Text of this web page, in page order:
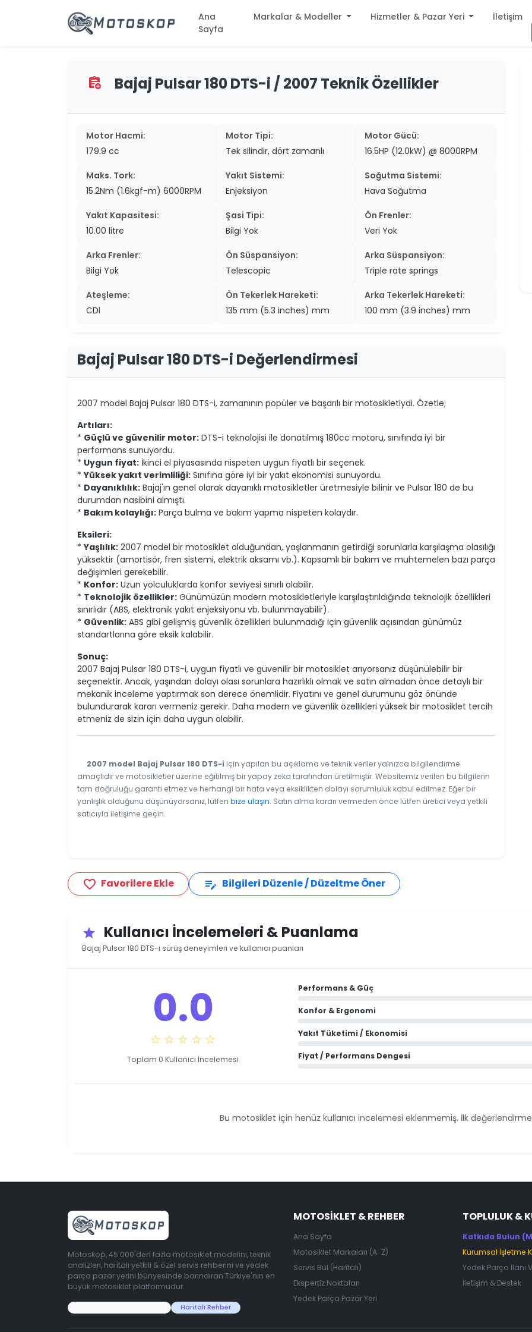
Ana
Sayfa
Markalar & Modeller
two_wheeler
two_wheeler
two_wheeler
two_wheeler
two_wheeler
search
Hizmetler & Pazar Yeri
settings
İletişim
assignment_add Bajaj Pulsar 180 DTS-i / 2007 Teknik Özellikler
Motor Hacmi:
179.9 cc
Motor Tipi:
Tek silindir, dört zamanlı
Motor Gücü:
16.5HP (12.0kW) @ 8000RPM
Maks. Tork:
15.2Nm (1.6kgf-m) 6000RPM
Yakıt Sistemi:
Enjeksiyon
Soğutma Sistemi:
Hava Soğutma
Yakıt Kapasitesi:
10.00 litre
Şasi Tipi:
Bilgi Yok
Ön Frenler:
Veri Yok
Arka Frenler:
Bilgi Yok
Ön Süspansiyon:
Telescopic
Arka Süspansiyon:
Triple rate springs
Ateşleme:
CDI
Ön Tekerlek Hareketi:
135 mm (5.3 inches) mm
Arka Tekerlek Hareketi:
100 mm (3.9 inches) mm
Bajaj Pulsar 180 DTS-i Değerlendirmesi
2007 model Bajaj Pulsar 180 DTS-i, zamanının popüler ve başarılı bir motosikletiydi. Özetle;
Artıları:
* Güçlü ve güvenilir motor: DTS-i teknolojisi ile donatılmış 180cc motoru, sınıfında iyi bir
performans sunuyordu.
* Uygun fiyat: İkinci el piyasasında nispeten uygun fiyatlı bir seçenek.
*Yüksek yakıt verimliliği: Sınıfına göre iyi bir yakıt ekonomisi sunuyordu.
* Dayanıklılık: Bajaj'ın genel olarak dayanıklı motosikletler üretmesiyle bilinir ve Pulsar 180 de bu
durumdan nasibini almıştı.
* Bakım kolaylığı: Parça bulma ve bakım yapma nispeten kolaydır.
Eksileri:
*Yaşlılık: 2007 model bir motosiklet olduğundan, yaşlanmanın getirdiği sorunlarla karşılaşma olasılığı
yüksektir (amortisör, fren sistemi, elektrik aksamı vb.). Kapsamlı bir bakım ve muhtemelen bazı parça
değişimleri gerekebilir.
* Konfor: Uzun yolculuklarda konfor seviyesi sınırlı olabilir.
* Teknolojik özellikler: Günümüzün modern motosikletleriyle karşılaştırıldığında teknolojik özellikleri
sınırlıdır (ABS, elektronik yakıt enjeksiyonu vb. bulunmayabilir).
* Güvenlik: ABS gibi gelişmiş güvenlik özellikleri bulunmadığı için güvenlik açısından günümüz
standartlarına göre eksik kalabilir.
Sonuç:
2007 Bajaj Pulsar 180 DTS-i, uygun fiyatlı ve güvenilir bir motosiklet arıyorsanız düşünülebilir bir
seçenektir. Ancak, yaşından dolayı olası sorunlara hazırlıklı olmak ve satın almadan önce detaylı bir
mekanik inceleme yaptırmak son derece önemlidir. Fiyatını ve genel durumunu göz önünde
bulundurarak kararı vermeniz gerekir. Daha modern ve güvenlik özellikleri yüksek bir motosiklet tercih
etmeniz de sizin için daha uygun olabilir.
2007 model Bajaj Pulsar 180 DTS-i için yapılan bu açıklama ve teknik veriler yalnızca bilgilendirme
amaçlıdır ve motosikletler üzerine eğitilmiş bir yapay zeka tarafından üretilmiştir. Websitemiz verilen bu bilgilerin
tam doğruluğu garanti etmez ve herhangi bir hata veya eksiklikten dolayı sorumluluk kabul edilmez. Eğer bir
yanlışlık olduğunu düşünüyorsanız, lütfen bize ulaşın. Satın alma kararı vermeden önce lütfen üretici veya yetkili
satıcıyla iletişime geçin.
favorite_border Favorilere Ekle edit_note Bilgileri Düzenle / Düzeltme Öner
star Kullanıcı İncelemeleri & Puanlama
Bajaj Pulsar 180 DTS-i sürüş deneyimleri ve kullanıcı puanları
0.0
☆ ☆ ☆ ☆ ☆
Toplam 0 Kullanıcı İncelemesi
Performans & Güç
Konfor & Ergonomi
Yakıt Tüketimi / Ekonomisi
Fiyat / Performans Dengesi
Bu motosiklet için henüz kullanıcı incelemesi eklenmemiş. İlk
Motoskop, 45.000'den fazla motosiklet modelini, teknik
analizleri, haritalı yetkili & özel servis rehberini ve yedek
parça pazar yerini bünyesinde barındıran Türkiye'nin en
büyük motosiklet platformudur.
Haritalı Rehber
MOTOSIKLET & REHBER
Ana Sayfa
Motosiklet Markaları (A-Z)
Servis Bul (Haritalı)
Ekspertiz Noktaları
Yedek Parça Pazar Yeri
TOPLULUK &
Katkıda Bulun
Kurumsal İşletme
Yedek Parça İlanı
İletişim & Destek